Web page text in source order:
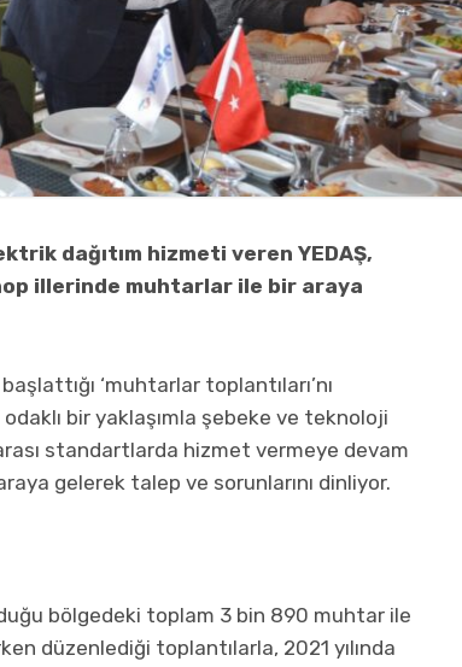
dağıtım hizmeti veren YEDAŞ,
illerinde muhtarlar ile bir araya
‘muhtarlar toplantıları’nı
bir yaklaşımla şebeke ve teknoloji
standartlarda hizmet vermeye devam
gelerek talep ve sorunlarını dinliyor.
bölgedeki toplam 3 bin 890 muhtar ile
düzenlediği toplantılarla, 2021 yılında